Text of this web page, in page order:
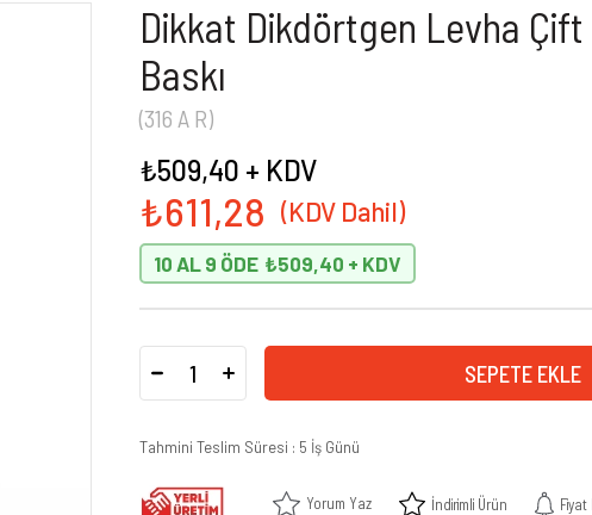
Dikkat Dikdörtgen Levha
Baskı
(316 A R)
₺611,28
₺509,40 + KDV
10 AL 9 ÖDE ₺509,40
Tahmini Teslim Süresi : 5 İş Günü
Yorum Yaz İndirimli Ürün